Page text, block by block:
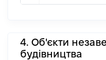
4. Об'єкти
будівництва